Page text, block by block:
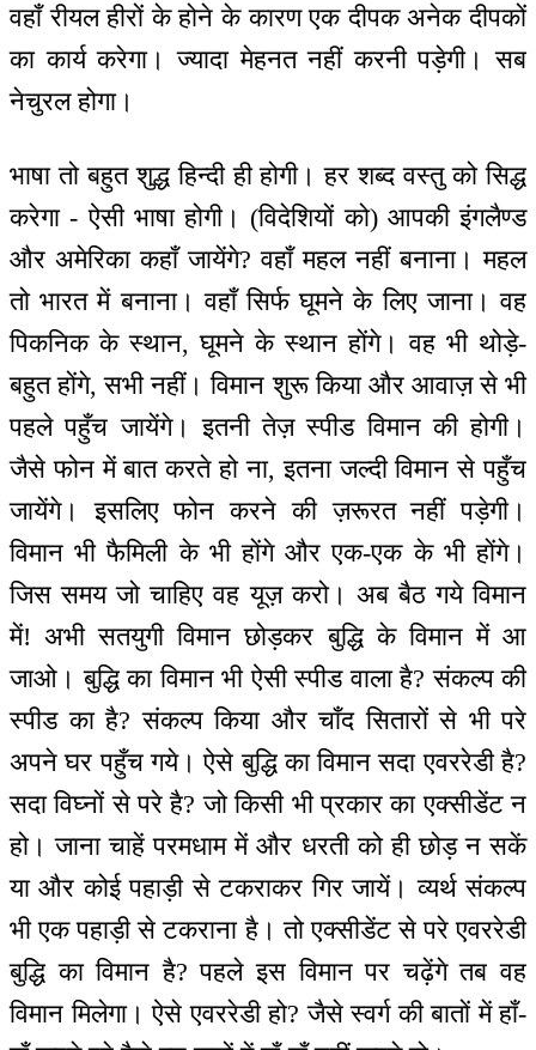
वहाँ रीयल हीरों के होने के कारण एक दीपक अनेक दीपकों
का कार्य करेगा। ज्यादा मेहनत नहीं करनी पड़ेगी। सब
नेचुरल होगा।
भाषा तो बहुत शुद्ध हिन्दी ही होगी। हर शब्द वस्तु को सिद्ध
करेगा - ऐसी भाषा होगी। (विदेशियों को) आपकी इंगलैण्ड
और अमेरिका कहाँ जायेंगे? वहाँ महल नहीं बनाना। महल
तो भारत में बनाना। वहाँ सिर्फ घूमने के लिए जाना। वह
पिकनिक के स्थान, घूमने के स्थान होंगे। वह भी थोड़े-
बहुत होंगे, सभी नहीं। विमान शुरू किया और आवाज़ से भी
पहले पहुँच जायेंगे। इतनी तेज़ स्पीड विमान की होगी।
जैसे फोन में बात करते हो ना, इतना जल्दी विमान से पहुँच
जायेंगे। इसलिए फोन करने की ज़रूरत नहीं पड़ेगी।
विमान भी फैमिली के भी होंगे और एक-एक के भी होंगे।
जिस समय जो चाहिए वह यूज़ करो। अब बैठ गये विमान
में! अभी सतयुगी विमान छोड़कर बुद्धि के विमान में आ
जाओ। बुद्धि का विमान भी ऐसी स्पीड वाला है? संकल्प की
स्पीड का है? संकल्प किया और चाँद सितारों से भी परे
अपने घर पहुँच गये। ऐसे बुद्धि का विमान सदा एवररेडी है?
सदा विघ्नों से परे है? जो किसी भी प्रकार का एक्सीडेंट न
हो। जाना चाहें परमधाम में और धरती को ही छोड़ न सकें
या और कोई पहाड़ी से टकराकर गिर जायें। व्यर्थ संकल्प
भी एक पहाड़ी से टकराना है। तो एक्सीडेंट से परे एवररेडी
बुद्धि का विमान है? पहले इस विमान पर चढ़ेंगे तब वह
विमान मिलेगा। ऐसे एवररेडी हो? जैसे स्वर्ग की बातों में हाँ-